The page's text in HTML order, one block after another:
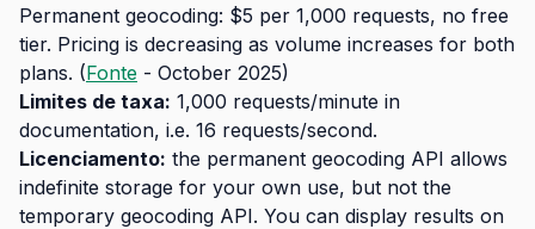
Permanent geocoding: $5 per 1,000 requests, no free
tier. Pricing is decreasing as volume increases for both
plans. (Fonte - October 2025)
Limites de taxa: 1,000 requests/minute in
documentation, i.e. 16 requests/second.
Licenciamento: the permanent geocoding API allows
indefinite storage for your own use, but not the
temporary geocoding API. You can display results on